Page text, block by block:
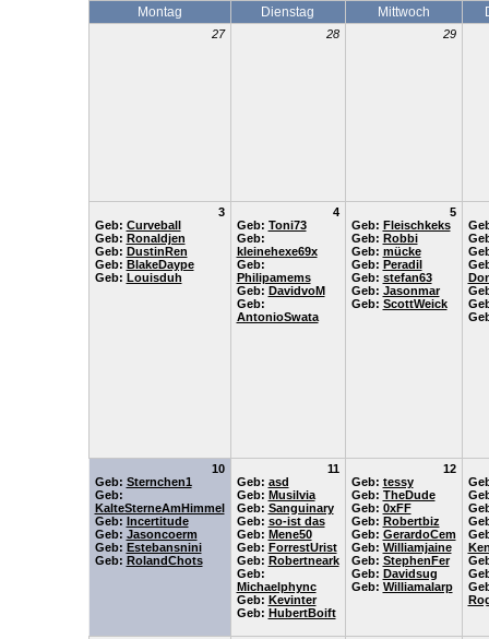
Montag Dienstag Mittwoch
27 28 29
3
Geb: Curveball
Geb: Ronaldjen
Geb: DustinRen
Geb: BlakeDaype
Geb: Louisduh
4
Geb: Toni73
Geb:
kleinehexe69x
Geb:
Philipamems
Geb: DavidvoM
Geb:
AntonioSwata
5
Geb: Fleischkeks
Geb: Robbi
Geb: mücke
Geb: Peradil
Geb: stefan63
Geb: Jasonmar
Geb: ScottWeick
10
Geb: Sternchen1
Geb:
KalteSterneAmHimmel
Geb: Incertitude
Geb: Jasoncoerm
Geb: Estebansnini
Geb: RolandChots
11
Geb: asd
Geb: Musilvia
Geb: Sanguinary
Geb: so-ist das
Geb: Mene50
Geb: ForrestUrist
Geb: Robertneark
Geb:
Michaelphync
Geb: Kevinter
Geb: HubertBoift
12
Geb: tessy
Geb: TheDude
Geb: 0xFF
Geb: Robertbiz
Geb: GerardoCem
Geb: Williamjaine
Geb: StephenFer
Geb: Davidsug
Geb: Williamalarp